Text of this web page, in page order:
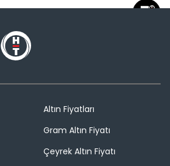
Altın Fiyatları
Gram Altın Fiyatı
Çeyrek Altın Fiyatı